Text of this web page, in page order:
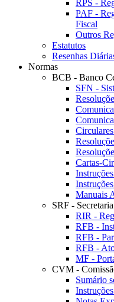
RPS -
PAF -
Fiscal
Outros
Estatutos
Resenhas
Normas
BCB - Banco
SFN -
Cartas-
Manuais
SRF -
RIR -
RFB -
RFB -
RFB -
MF -
CVM -
Sumário